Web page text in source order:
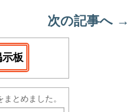
次の記事へ →
示板
とめました。